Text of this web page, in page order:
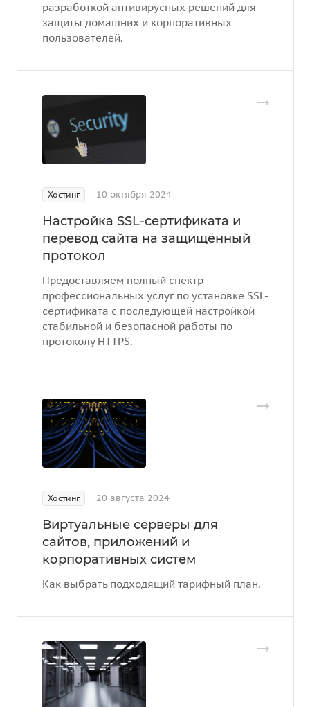
разработкой антивирусных решений для
защиты домашних и корпоративных
пользователей.
Хостинг 10 октября 2024
Настройка SSL-сертификата и
перевод сайта на защищённый
протокол
Предоставляем полный спектр
профессиональных услуг по установке SSL-
сертификата с последующей настройкой
стабильной и безопасной работы по
протоколу HTTPS.
Хостинг 20 августа 2024
Виртуальные серверы для
сайтов, приложений и
корпоративных систем
Как выбрать подходящий тарифный план.